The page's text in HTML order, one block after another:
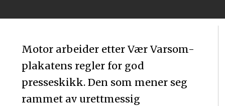
Motor arbeider etter Vær Varsom-
plakatens regler for god
presseskikk. Den som mener seg
rammet av urettmessig